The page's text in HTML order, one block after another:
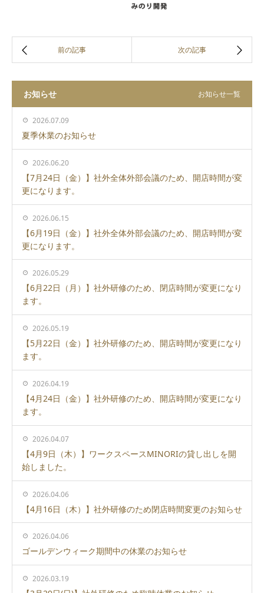
お知らせ お知らせ一覧
2026.07.09
夏季休業のお知らせ
2026.06.20
【7月24日（金）】社外全体外部会議のため、開店時間が変
更になります。
2026.06.15
【6月19日（金）】社外全体外部会議のため、開店時間が変
更になります。
2026.05.29
【6月22日（月）】社外研修のため、閉店時間が変更になり
ます。
2026.05.19
【5月22日（金）】社外研修のため、開店時間が変更になり
ます。
2026.04.19
【4月24日（金）】社外研修のため、開店時間が変更になり
ます。
2026.04.07
【4月9日（木）】ワークスペースMINORIの貸し出しを開
始しました。
2026.04.06
【4月16日（木）】社外研修のため閉店時間変更のお知らせ
2026.04.06
ゴールデンウィーク期間中の休業のお知らせ
2026.03.19